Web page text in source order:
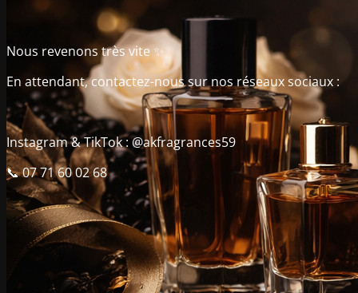
Nous revenons très vite ✨
En attendant, contactez-nous sur nos réseaux sociaux :
Instagram & TikTok : @akfragrances59
📞 07 71 60 02 68